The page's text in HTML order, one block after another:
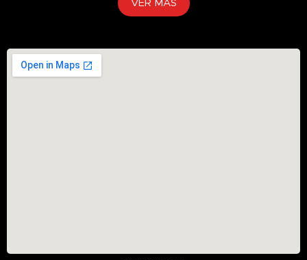
VER MÁS